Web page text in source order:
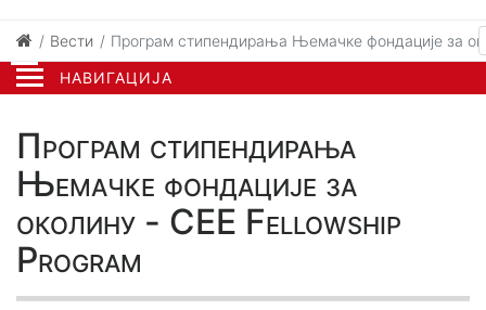
НАВИГАЦИЈА
Вести Програм стипендирања Њемачке фондације за
Програм стипендирања
Њемачке фондације за
околину - CEE Fellowship
Program